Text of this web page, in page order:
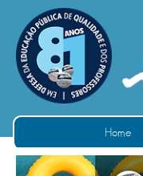
Home